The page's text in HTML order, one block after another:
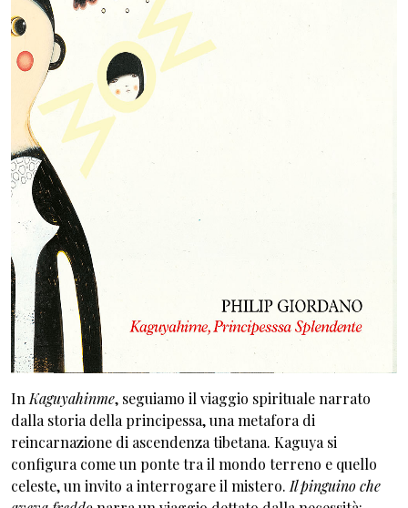
In Kaguyahinme, seguiamo il viaggio spirituale narrato
dalla storia della principessa, una metafora di
reincarnazione di ascendenza tibetana. Kaguya si
configura come un ponte tra il mondo terreno e quello
celeste, un invito a interrogare il mistero. Il pinguino che